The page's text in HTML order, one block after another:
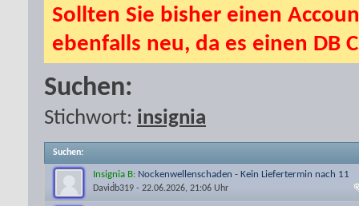
Sollten Sie bisher einen
ebenfalls neu, da es einen DB
Suchen:
Stichwort: insignia
Suchen:
Insignia B: Nockenwellenschaden - Kein Liefertermin nach 11
Wochen
Davidb319 - 22.06.2026, 21:06 Uhr